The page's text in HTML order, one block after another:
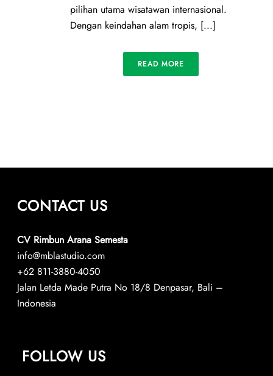
pilihan utama wisatawan internasional.
Dengan keindahan alam tropis, [...]
READ MORE
CONTACT US
CV Rimbun Arana Semesta
info@mblastudio.com
+62 811-3880-4050
Jalan Letda Made Putra No 18/8 Denpasar, Bali –
Indonesia
FOLLOW US